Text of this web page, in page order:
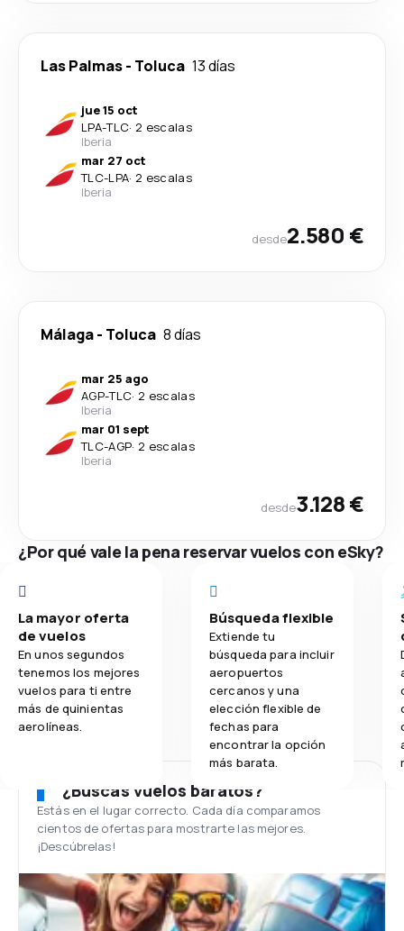
Las Palmas- Toluca 13 días
jue 15 oct
LPA-TLC· 2 escalas
Iberia
mar 27 oct
TLC-LPA· 2 escalas
Iberia
desde2.580 €
Málaga- Toluca 8 días
mar 25 ago
AGP-TLC· 2 escalas
Iberia
mar 01 sept
TLC-AGP· 2 escalas
Iberia
desde3.128 €
¿Por qué vale la pena reservar vuelos con eSky?
La mayor oferta
de vuelos
En unos segundos
tenemos los mejores
vuelos para ti entre
más de quinientas
aerolíneas.
Búsqueda flexible
Extiende tu
búsqueda para incluir
aeropuertos
cercanos y una
elección flexible de
fechas para
encontrar la opción
más barata.
¿Buscas vuelos baratos?
Estás en el lugar correcto. Cada día comparamos
cientos de ofertas para mostrarte las mejores.
¡Descúbrelas!